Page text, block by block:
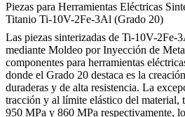
Piezas para Herramientas Eléctricas
Titanio Ti-10V-2Fe-3Al (Grado 20)
Las piezas sinterizadas de Ti-10V-2Fe-
mediante Moldeo por Inyección de
componentes para herramientas
donde el Grado 20 destaca es la
duraderas y de alta resistencia. La
tracción y al límite elástico del material,
950 MPa y 860 MPa respectivamente,